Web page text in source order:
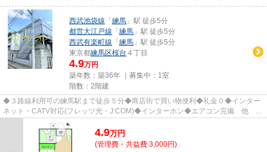
西武池袋線 「 練馬 」駅 徒歩5分
都営大江戸線 「 練馬 」駅 徒歩5分
西武有楽町線 「 練馬 」駅 徒歩5分
東京都練馬区桜台 ４丁目
4.9万円
築年数：築36年 ｜募集中： 1室
階数：2階建
◆３路線利用可の練馬駅まで徒歩５分◆商店街で買い物便利◆礼金０◆インター
ネット・CATV対応(フレッツ光・J:COM)◆インターホン◆エアコン完備 他
※遠方にお住まいや現地内見困難な方『...
4.9万円
(管理費・共益費 3,000円)